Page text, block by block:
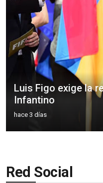
Luis Figo exige la
Infantino
hace 3 días
Red Social